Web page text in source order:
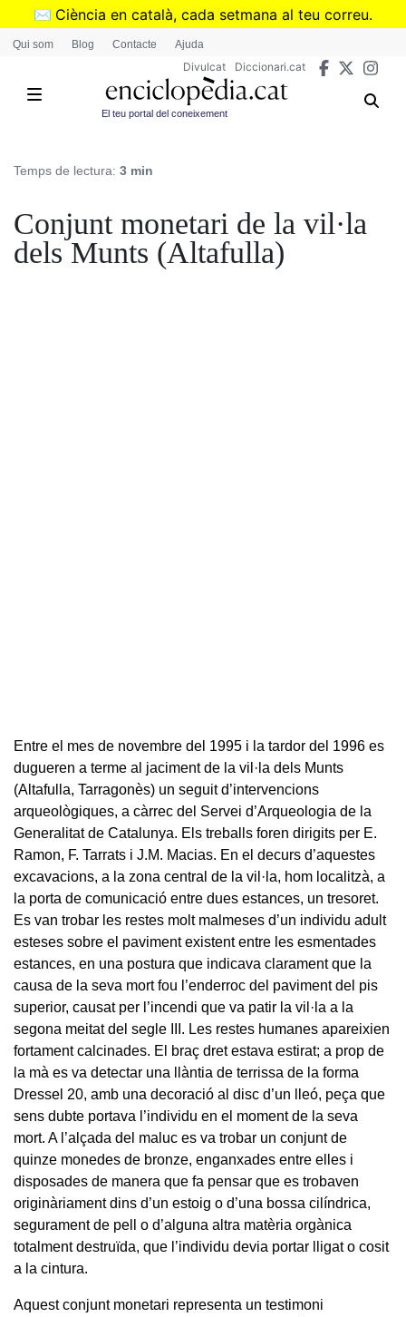
Vés
✉️ Ciència en català, cada setmana al teu correu.
➜Subscriu-te al butlletí de Divulcat
Qui som Blog Contacte Ajuda
Divulcat Diccionari.cat
El teu portal del coneixement
Temps de lectura: 3 min
Conjunt monetari de la vil·la
dels Munts (Altafulla)
Entre el mes de novembre del 1995 i la tardor del 1996 es
dugueren a terme al jaciment de la vil·la dels Munts
(Altafulla, Tarragonès) un seguit d’intervencions
arqueològiques, a càrrec del Servei d’Arqueologia de la
Generalitat de Catalunya. Els treballs foren dirigits per E.
Ramon, F. Tarrats i J.M. Macias. En el decurs d’aquestes
excavacions, a la zona central de la vil·la, hom localitzà, a
la porta de comunicació entre dues estances, un tresoret.
Es van trobar les restes molt malmeses d’un individu adult
esteses sobre el paviment existent entre les esmentades
estances, en una postura que indicava clarament que la
causa de la seva mort fou l’enderroc del paviment del pis
superior, causat per l’incendi que va patir la vil·la a la
segona meitat del segle III. Les restes humanes apareixien
fortament calcinades. El braç dret estava estirat; a prop de
la mà es va detectar una llàntia de terrissa de la forma
Dressel 20, amb una decoració al disc d’un lleó, peça que
sens dubte portava l’individu en el moment de la seva
mort. A l’alçada del maluc es va trobar un conjunt de
quinze monedes de bronze, enganxades entre elles i
disposades de manera que fa pensar que es trobaven
originàriament dins d’un estoig o d’una bossa cilíndrica,
segurament de pell o d’alguna altra matèria orgànica
totalment destruïda, que l’individu devia portar lligat o cosit
a la cintura.
Aquest conjunt monetari representa un testimoni